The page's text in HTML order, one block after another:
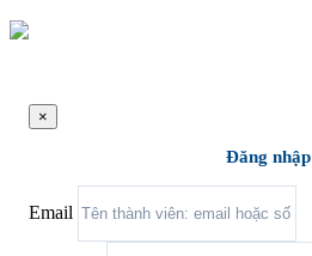
×
Đăng nhập
Email